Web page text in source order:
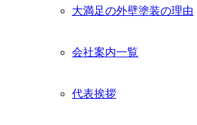
大満足の外壁塗装の理由
会社案内一覧
代表挨拶